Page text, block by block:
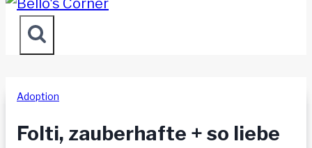
Adoption
Folti, zauberhafte + so liebe